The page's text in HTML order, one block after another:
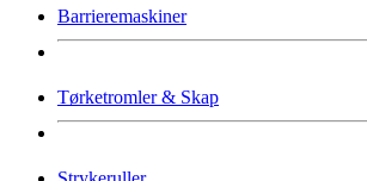
Barrieremaskiner
Tørketromler & Skap